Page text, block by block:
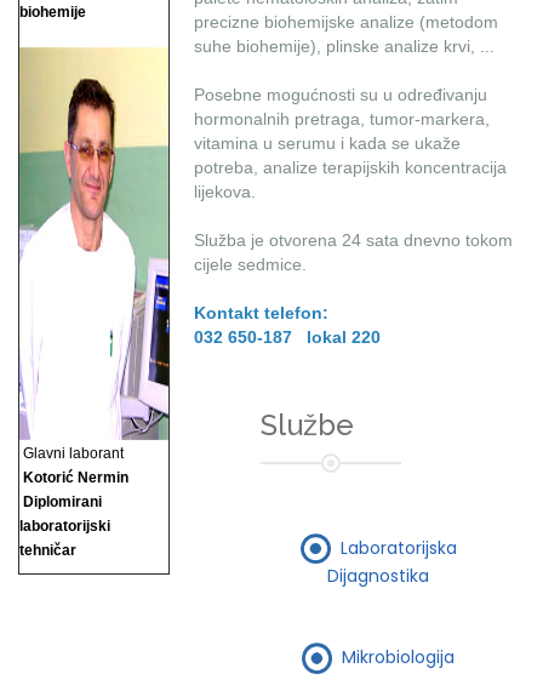
biohemije
Glavni laborant
Kotorić Nermin
Diplomirani
laboratorijski
tehničar
precizne biohemijske analize (metodom
suhe biohemije), plinske analize krvi, ...
Posebne mogućnosti su u određivanju
hormonalnih pretraga, tumor-markera,
vitamina u serumu i kada se ukaže
potreba, analize terapijskih koncentracija
lijekova.
Služba je otvorena 24 sata dnevno tokom
cijele sedmice.
Kontakt telefon:
032 650-187 lokal 220
Službe
Laboratorijska
Dijagnostika
Mikrobiologija